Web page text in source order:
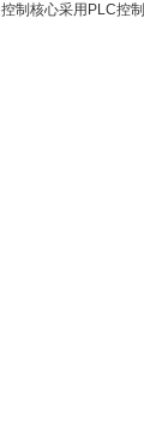
控制核心采用PLC控